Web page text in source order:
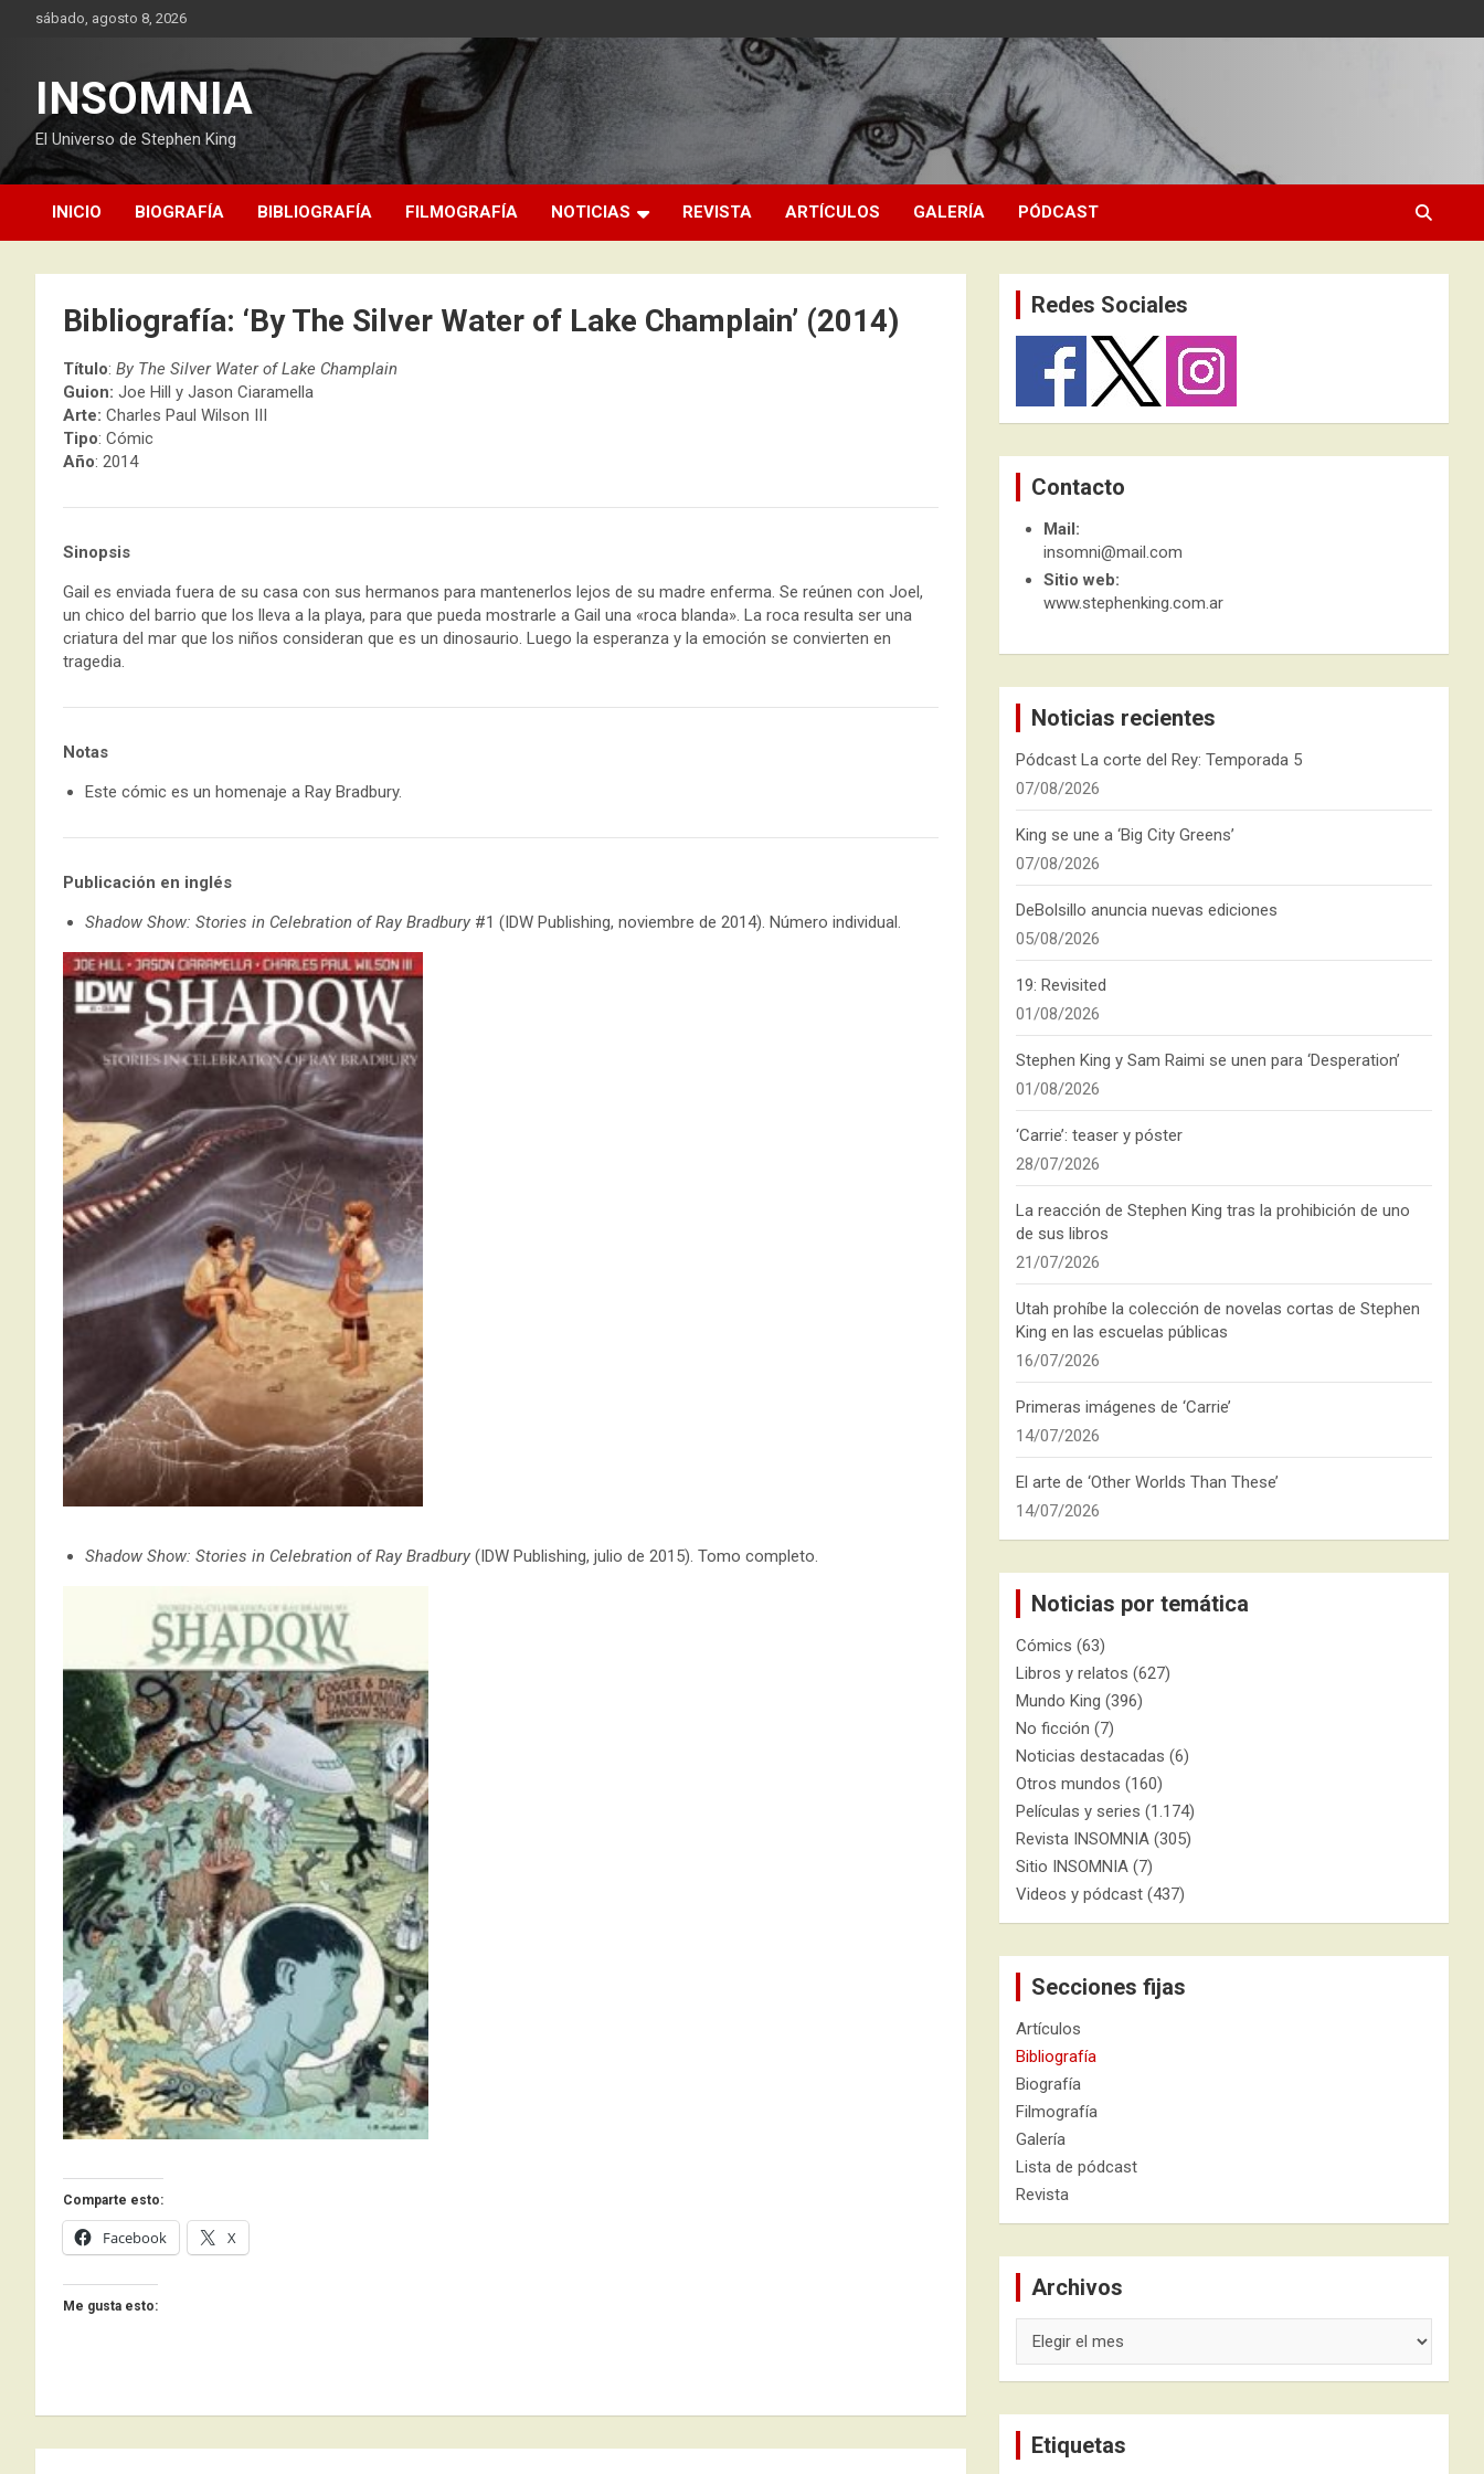
sábado, agosto 8, 2026
INSOMNIA
El Universo de Stephen King
INICIO BIOGRAFÍA BIBLIOGRAFÍA FILMOGRAFÍA NOTICIAS REVISTA ARTÍCULOS GALERÍA PÓDCAST
Bibliografía: ‘By The Silver Water of Lake Champlain’ (2014)
Título: By The Silver Water of Lake Champlain
Guion: Joe Hill y Jason Ciaramella
Arte: Charles Paul Wilson III
Tipo: Cómic
Año: 2014
Sinopsis
Gail es enviada fuera de su casa con sus hermanos para mantenerlos lejos de su madre enferma. Se reúnen con Joel,
un chico del barrio que los lleva a la playa, para que pueda mostrarle a Gail una «roca blanda». La roca resulta ser una
criatura del mar que los niños consideran que es un dinosaurio. Luego la esperanza y la emoción se convierten en
tragedia.
Notas
Este cómic es un homenaje a Ray Bradbury.
Publicación en inglés
Shadow Show: Stories in Celebration of Ray Bradbury #1 (IDW Publishing, noviembre de 2014). Número individual.
Shadow Show: Stories in Celebration of Ray Bradbury (IDW Publishing, julio de 2015). Tomo completo.
Comparte esto:
Facebook X
Me gusta esto:
Redes Sociales
Contacto
Mail:
insomni@mail.com
Sitio web:
www.stephenking.com.ar
Noticias recientes
Pódcast La corte del Rey: Temporada 5
07/08/2026
King se une a ‘Big City Greens’
07/08/2026
DeBolsillo anuncia nuevas ediciones
05/08/2026
19: Revisited
01/08/2026
Stephen King y Sam Raimi se unen para ‘Desperation’
01/08/2026
‘Carrie’: teaser y póster
28/07/2026
La reacción de Stephen King tras la prohibición de uno
de sus libros
21/07/2026
Utah prohíbe la colección de novelas cortas de Stephen
King en las escuelas públicas
16/07/2026
Primeras imágenes de ‘Carrie’
14/07/2026
El arte de ‘Other Worlds Than These’
14/07/2026
Noticias por temática
Cómics (63)
Libros y relatos (627)
Mundo King (396)
No ficción (7)
Noticias destacadas (6)
Otros mundos (160)
Películas y series (1.174)
Revista INSOMNIA (305)
Sitio INSOMNIA (7)
Videos y pódcast (437)
Secciones fijas
Artículos
Bibliografía
Biografía
Filmografía
Galería
Lista de pódcast
Revista
Archivos
Etiquetas